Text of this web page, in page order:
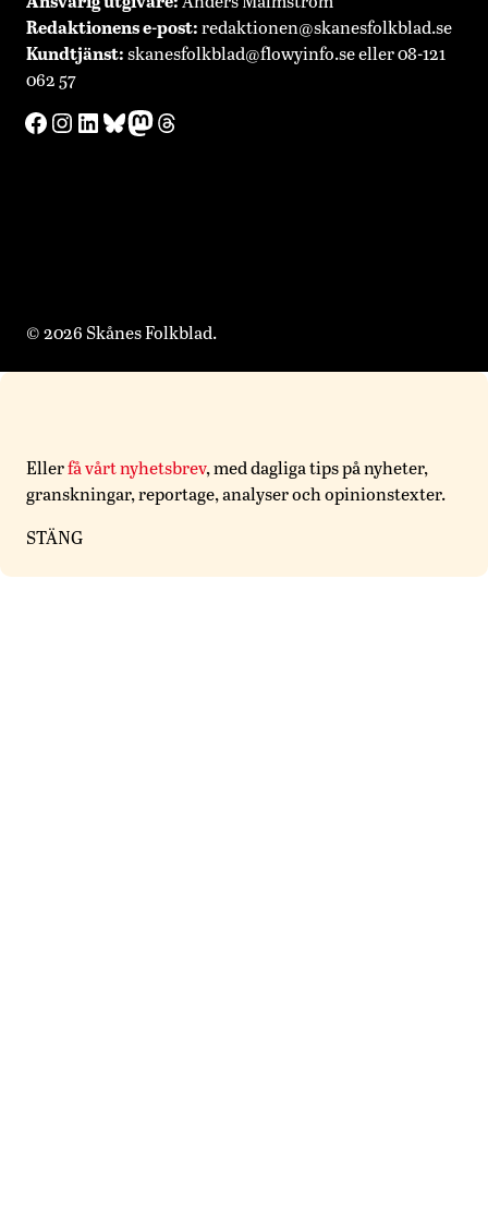
Redaktionense-post:redaktionen@skanesfolkblad.se
Kundtjänst:skanesfolkblad@flowyinfo.seeller 08-121
062 57
Facebook
Instagram
LinkedIn
Bluesky
Mastodon
Threads
© 2026 Skånes Folkblad.
Ellerfå vårt nyhetsbrev, med dagliga tips på nyheter,
granskningar, reportage, analyser och opinionstexter.
STÄNG